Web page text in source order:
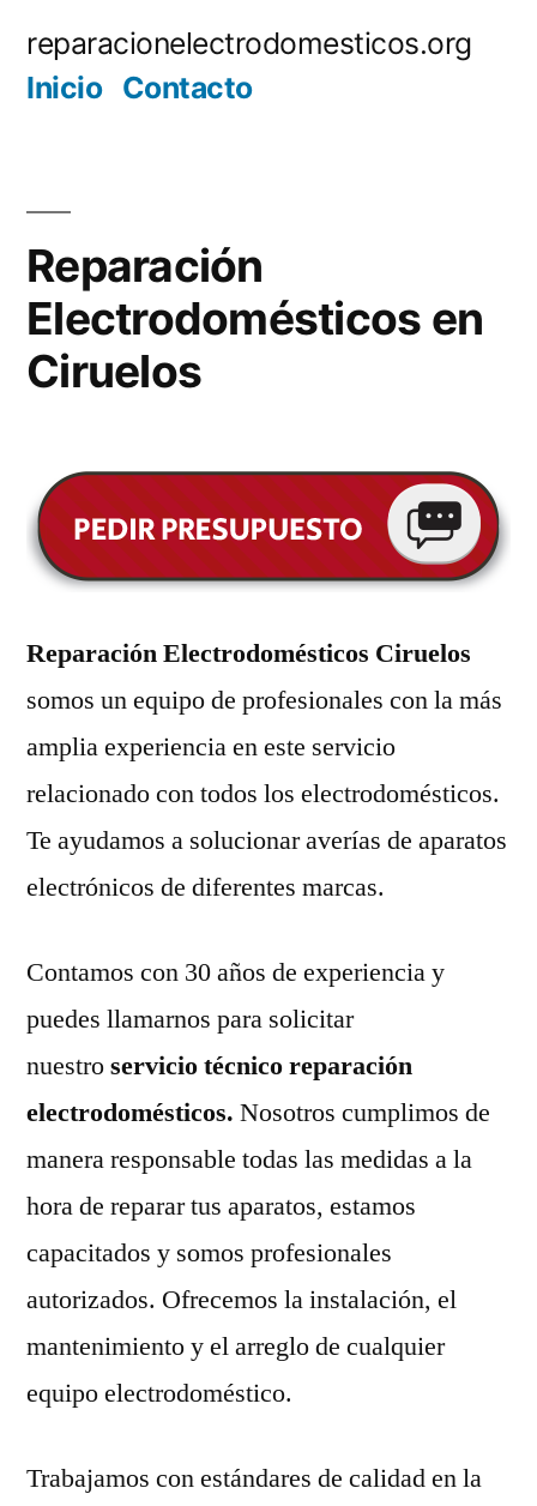
reparacionelectrodomesticos.org
Inicio Contacto
Reparación
Electrodomésticos en
Ciruelos
Reparación Electrodomésticos Ciruelos
somos un equipo de profesionales con la más
amplia experiencia en este servicio
relacionado con todos los electrodomésticos.
Te ayudamos a solucionar averías de aparatos
electrónicos de diferentes marcas.
Contamos con 30 años de experiencia y
puedes llamarnos para solicitar
nuestroservicio técnico reparación
electrodomésticos. Nosotros cumplimos de
manera responsable todas las medidas a la
hora de reparar tus aparatos, estamos
capacitados y somos profesionales
autorizados. Ofrecemos la instalación, el
mantenimiento y el arreglo de cualquier
equipo electrodoméstico.
Trabajamos con estándares de calidad en la